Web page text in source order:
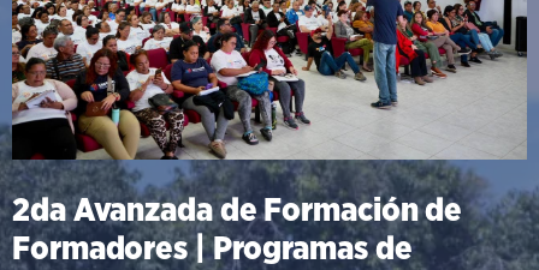
2da Avanzada de Formación de
Formadores | Programas de